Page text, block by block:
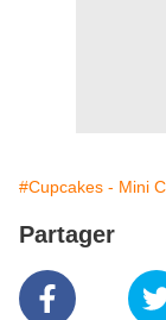
#Cupcakes - Mini
Partager